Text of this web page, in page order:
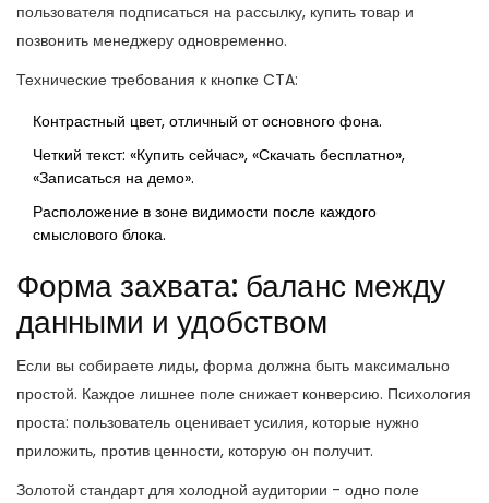
пользователя подписаться на рассылку, купить товар и
позвонить менеджеру одновременно.
Технические требования к кнопке CTA:
Контрастный цвет, отличный от основного фона.
Четкий текст: «Купить сейчас», «Скачать бесплатно»,
«Записаться на демо».
Расположение в зоне видимости после каждого
смыслового блока.
Форма захвата: баланс между
данными и удобством
Если вы собираете лиды, форма должна быть максимально
простой. Каждое лишнее поле снижает конверсию. Психология
проста: пользователь оценивает усилия, которые нужно
приложить, против ценности, которую он получит.
Золотой стандарт для холодной аудитории - одно поле